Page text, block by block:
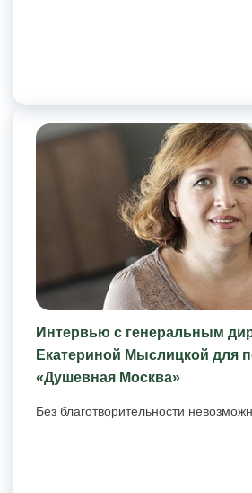
Интервью с генеральным
Екатериной Мыслицкой для
«Душевная Москва»
Без благотворительности